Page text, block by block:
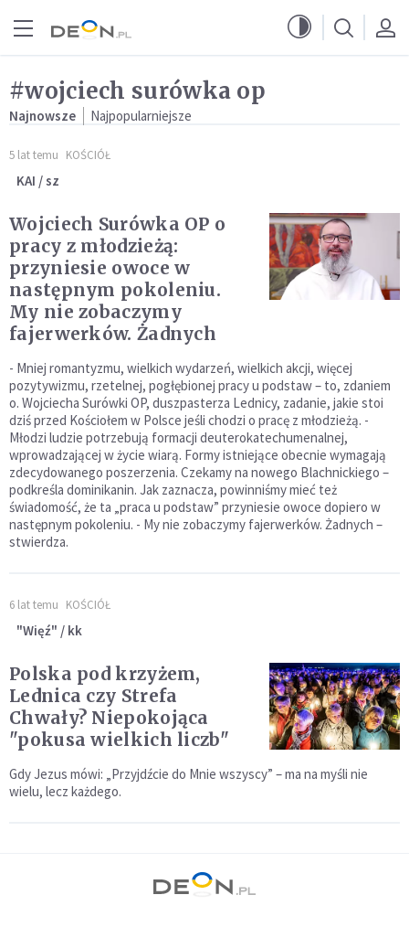
#wojciech surówka op
Najnowsze Najpopularniejsze
5 lat temu KOŚCIÓŁ
KAI / sz
Wojciech Surówka OP o
pracy z młodzieżą:
przyniesie owoce w
następnym pokoleniu.
My nie zobaczymy
fajerwerków. Żadnych
- Mniej romantyzmu, wielkich wydarzeń, wielkich akcji, więcej
pozytywizmu, rzetelnej, pogłębionej pracy u podstaw – to, zdaniem
o. Wojciecha Surówki OP, duszpasterza Lednicy, zadanie, jakie stoi
dziś przed Kościołem w Polsce jeśli chodzi o pracę z młodzieżą. -
Młodzi ludzie potrzebują formacji deuterokatechumenalnej,
wprowadzającej w życie wiarą. Formy istniejące obecnie wymagają
zdecydowanego poszerzenia. Czekamy na nowego Blachnickiego –
podkreśla dominikanin. Jak zaznacza, powinniśmy mieć też
świadomość, że ta „praca u podstaw” przyniesie owoce dopiero w
następnym pokoleniu. - My nie zobaczymy fajerwerków. Żadnych –
stwierdza.
6 lat temu KOŚCIÓŁ
"Więź" / kk
Polska pod krzyżem,
Lednica czy Strefa
Chwały? Niepokojąca
"pokusa wielkich liczb"
Gdy Jezus mówi: „Przyjdźcie do Mnie wszyscy” – ma na myśli nie
wielu, lecz każdego.